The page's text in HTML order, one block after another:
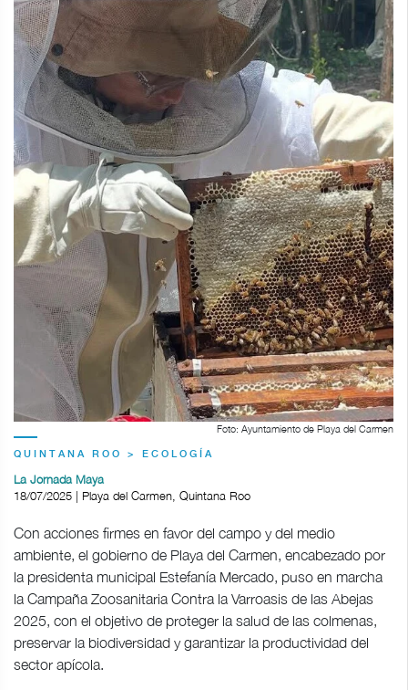
Foto: Ayuntamiento de Playa del Carmen
QUINTANA ROO > ECOLOGÍA
La Jornada Maya
18/07/2025 | Playa del Carmen, Quintana Roo
Con acciones firmes en favor del campo y del medio
ambiente, el gobierno de Playa del Carmen, encabezado por
la presidenta municipal Estefanía Mercado, puso en marcha
la Campaña Zoosanitaria Contra la Varroasis de las Abejas
2025, con el objetivo de proteger la salud de las colmenas,
preservar la biodiversidad y garantizar la productividad del
sector apícola.